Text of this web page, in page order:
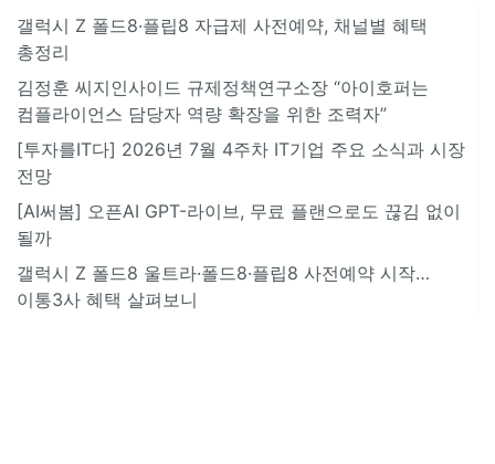
갤럭시 Z 폴드8·플립8 자급제 사전예약, 채널별 혜택
총정리
김정훈 씨지인사이드 규제정책연구소장 “아이호퍼는
컴플라이언스 담당자 역량 확장을 위한 조력자”
[투자를IT다] 2026년 7월 4주차 IT기업 주요 소식과 시장
전망
[AI써봄] 오픈AI GPT-라이브, 무료 플랜으로도 끊김 없이
될까
갤럭시 Z 폴드8 울트라·폴드8·플립8 사전예약 시작…
이통3사 혜택 살펴보니